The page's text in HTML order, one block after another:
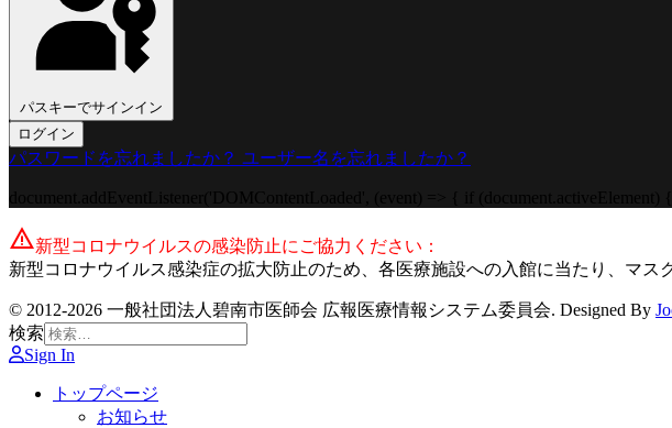
パスキーでサインイン
ログイン
パスワードを忘れましたか？ ユーザー名を忘れましたか？
warning新型コロナウイルスの感染防止にご協力ください：
新型コロナウイルス感染症の拡大防止のため、各医療施設への入館に当たり、マス
© 2012-2026 一般社団法人碧南市医師会 広報医療情報システム委員会. Designed By
検索
Sign In
トップページ
お知らせ